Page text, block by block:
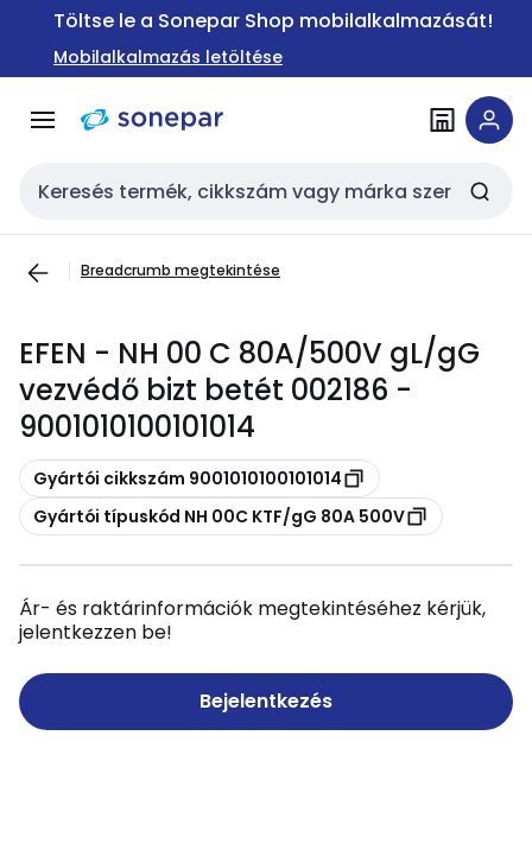
Ugrás a
Ugrás a
tartalomra
Töltse le a Sonepar Shop mobilalkalmazását!
Mobilalkalmazás letöltése
Keresési bemenet
Breadcrumb megtekintése
EFEN - NH 00 C 80A/500V gL/gG
vezvédő bizt betét 002186 -
9001010100101014
Másolás
Gyártói cikkszám 9001010100101014
Másolás
Gyártói típuskód NH 00C KTF/gG 80A 500V
Ár- és raktárinformációk megtekintéséhez kérjük,
jelentkezzen be!
Bejelentkezés